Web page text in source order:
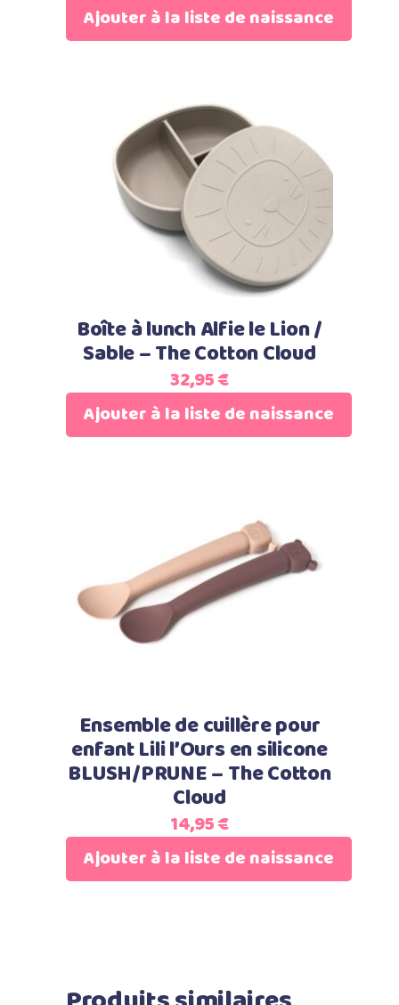
Ajouter à la liste de naissance
Ajouter au panier
Boîte à lunch Alfie le Lion /
Sable – The Cotton Cloud
32,95€
Ajouter à la liste de naissance
Ajouter au panier
Ensemble de cuillère pour
enfant Lili l’Ours en silicone
BLUSH/PRUNE – The Cotton
Cloud
14,95€
Ajouter à la liste de naissance